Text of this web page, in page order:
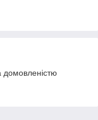
домовленістю